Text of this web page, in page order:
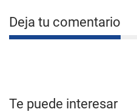
Deja tu comentario
Te puede interesar